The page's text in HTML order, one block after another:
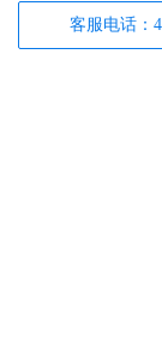
客服电话：